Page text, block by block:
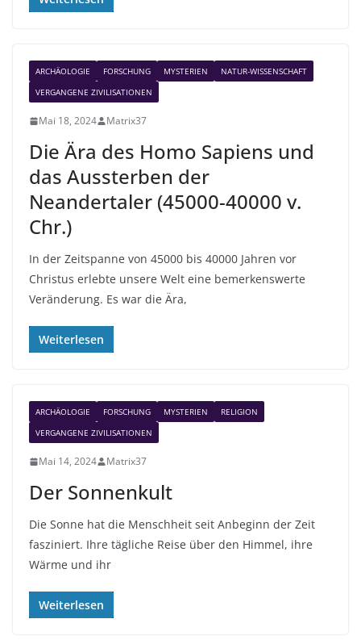
ARCHÄOLOGIE FORSCHUNG MYSTERIEN
NATUR-WISSENSCHAFT
VERGANGENE ZIVILISATIONEN
Mai 18, 2024 Matrix37
Die Ära des Homo Sapiens und
das Aussterben der
Neandertaler (45000-40000 v.
Chr.)
In der Zeitspanne von 45000 bis 40000 Jahren vor
Christus erlebte unsere Welt eine bemerkenswerte
Veränderung. Es war die Ära,
Weiterlesen
ARCHÄOLOGIE FORSCHUNG MYSTERIEN
RELIGION
VERGANGENE ZIVILISATIONEN
Mai 14, 2024 Matrix37
Der Sonnenkult
Die Sonne hat die Menschheit seit Anbeginn der Zeit
fasziniert. Ihre tägliche Reise über den Himmel, ihre
Wärme und ihr
Weiterlesen